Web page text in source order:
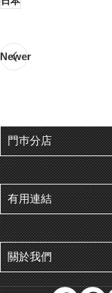
Newer
門巿分店
有用連結
關於我們